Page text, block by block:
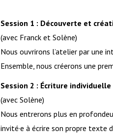
Session 1 : Découverte et
(avec Franck et Solène)
Nous ouvrirons l’atelier par une
Ensemble, nous créerons une
Session 2 : Écriture individuelle
(avec Solène)
Nous entrerons plus en
invité·e à écrire son propre texte